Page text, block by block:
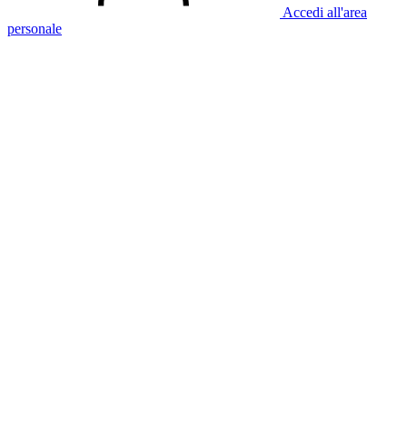
Accedi all'area
personale